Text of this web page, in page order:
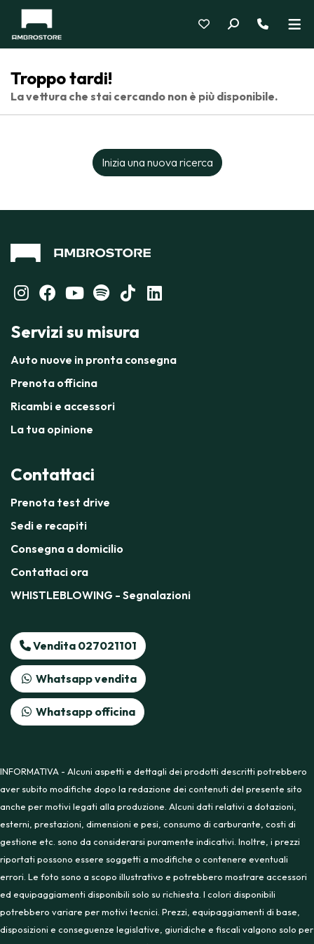
Troppo tardi!
La vettura che stai cercando non è più disponibile.
Inizia una nuova ricerca
Servizi su misura
Auto nuove in pronta consegna
Prenota officina
Ricambi e accessori
La tua opinione
Contattaci
Prenota test drive
Sedi e recapiti
Consegna a domicilio
Contattaci ora
WHISTLEBLOWING - Segnalazioni
Vendita 027021101
Whatsapp vendita
Whatsapp officina
INFORMATIVA - Alcuni aspetti e dettagli dei prodotti descritti potrebbero
aver subito modifiche dopo la redazione dei contenuti del presente sito
anche per motivi legati alla produzione. Alcuni dati relativi a dotazioni,
esterni, prestazioni, dimensioni e pesi, consumo di carburante, costi di
gestione etc. sono da considerarsi puramente indicativi. Inoltre, i prezzi
riportati possono essere soggetti a modifiche o contenere eventuali
errori. Le foto sono a scopo illustrativo e potrebbero mostrare accessori
ed equipaggiamenti disponibili solo su richiesta. I colori disponibili
potrebbero variare per motivi tecnici. Prezzi, equipaggiamenti di base,
disposizioni e conseguenze legislative, giuridiche e fiscali valgono solo per